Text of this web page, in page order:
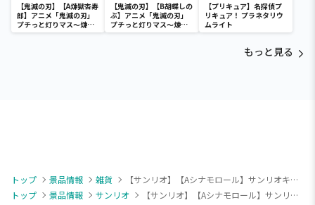
【鬼滅の刃】【A煉獄杏寿
郎】アニメ「鬼滅の刃」
プチっと灯りマス～煉獄
杏寿郎・胡蝶しのぶ～
【鬼滅の刃】【B胡蝶しの
ぶ】アニメ「鬼滅の刃」
プチっと灯りマス～煉獄
杏寿郎・胡蝶しのぶ～
【プリキュア】名探偵プ
リキュア！ プラネタリウ
ムライト
もっと見る
トップ 景品情報 雑貨
【サンリオ】【Aシナモロール】サンリオキャラクターズ ロングTシャツ
トップ
景品情報 サンリオ 【サンリオ】【Aシナモロール】サンリオキャラクターズ ロングTシャツ